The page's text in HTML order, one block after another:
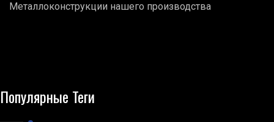
Металлоконструкции нашего производства
Популярные Теги